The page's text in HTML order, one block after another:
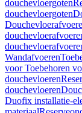
douchevloergoten
douchevloergoten
Wandafvoeren
voor Toebehoren
douchevloeren
douchevloeren
Duofix installatie-